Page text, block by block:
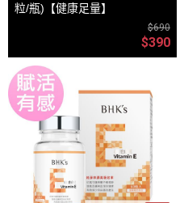
粒/瓶)【健康足量】
$690
$390